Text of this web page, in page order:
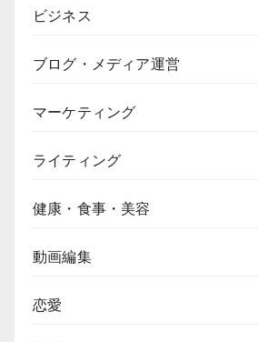
ビジネス
ブログ・メディア運営
マーケティング
ライティング
健康・食事・美容
動画編集
恋愛